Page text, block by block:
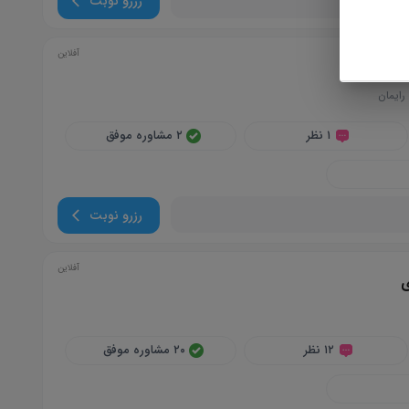
آفلاین
۱ نظر
۲ مشاوره موفق
رزرو نوبت
آفلاین
۱۲ نظر
۲۰ مشاوره موفق